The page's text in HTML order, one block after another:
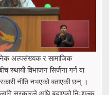
अल्पसंख्यक र सामाजिक
स्थायी विभाजन सिर्जना गर्न वा
नीति नभएको बताएकी छन् ।